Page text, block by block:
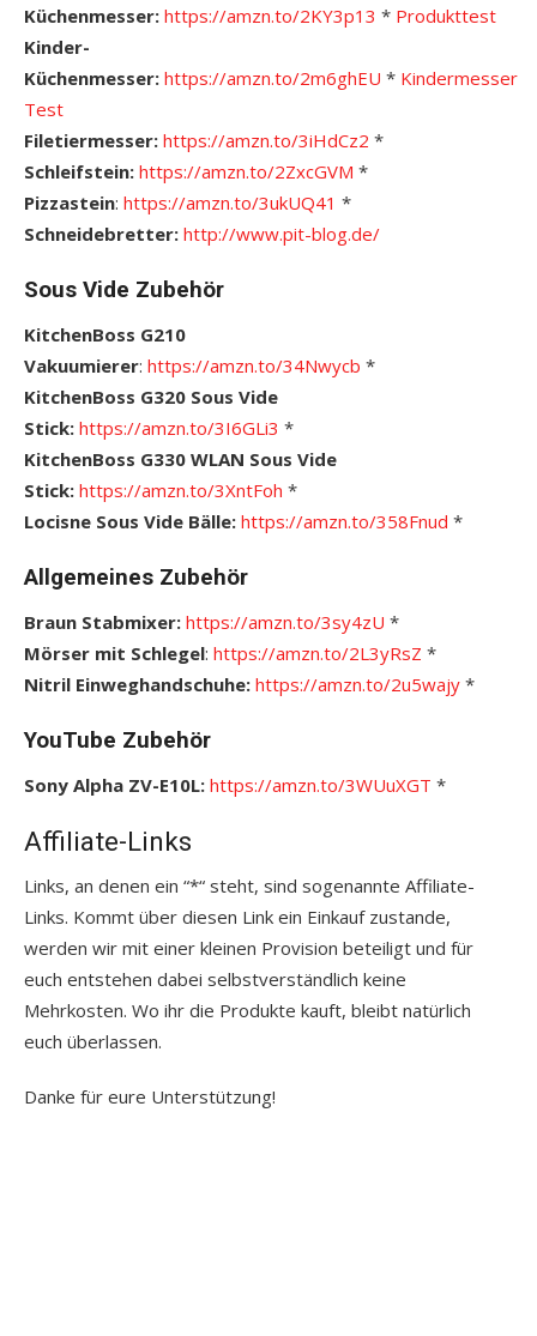
Küchenmesser: https://amzn.to/2KY3p13 * Produkttest
Kinder-
Küchenmesser: https://amzn.to/2m6ghEU * Kindermesser
Test
Filetiermesser: https://amzn.to/3iHdCz2 *
Schleifstein: https://amzn.to/2ZxcGVM *
Pizzastein: https://amzn.to/3ukUQ41 *
Schneidebretter: http://www.pit-blog.de/
Sous Vide Zubehör
KitchenBoss G210
Vakuumierer: https://amzn.to/34Nwycb *
KitchenBoss G320 Sous Vide
Stick: https://amzn.to/3I6GLi3 *
KitchenBoss G330 WLAN Sous Vide
Stick: https://amzn.to/3XntFoh *
Locisne Sous Vide Bälle: https://amzn.to/358Fnud *
Allgemeines Zubehör
Braun Stabmixer: https://amzn.to/3sy4zU *
Mörser mit Schlegel: https://amzn.to/2L3yRsZ *
Nitril Einweghandschuhe: https://amzn.to/2u5wajy *
YouTube Zubehör
Sony Alpha ZV-E10L: https://amzn.to/3WUuXGT *
Affiliate-Links
Links, an denen ein “*“ steht, sind sogenannte Affiliate-
Links. Kommt über diesen Link ein Einkauf zustande,
werden wir mit einer kleinen Provision beteiligt und für
euch entstehen dabei selbstverständlich keine
Mehrkosten. Wo ihr die Produkte kauft, bleibt natürlich
euch überlassen.
Danke für eure Unterstützung!